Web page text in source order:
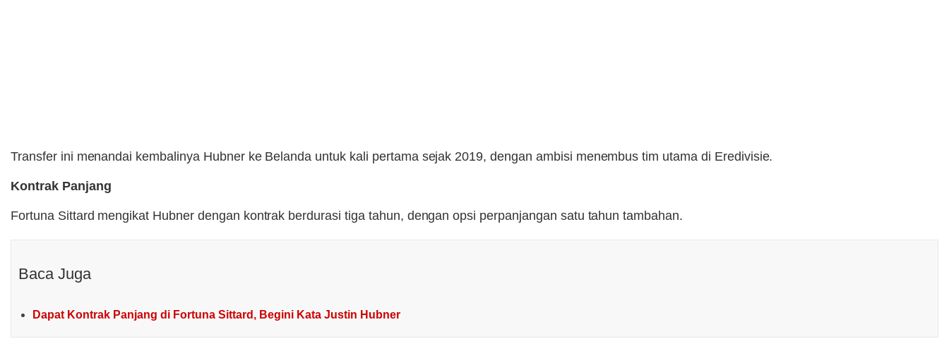
Transfer ini menandai kembalinya Hubner ke Belanda untuk kali pertama sejak 2019, dengan ambisi menembus tim utama di Eredivisie.
Kontrak Panjang
Fortuna Sittard mengikat Hubner dengan kontrak berdurasi tiga tahun, dengan opsi perpanjangan satu tahun tambahan.
Baca Juga
Dapat Kontrak Panjang di Fortuna Sittard, Begini Kata Justin Hubner